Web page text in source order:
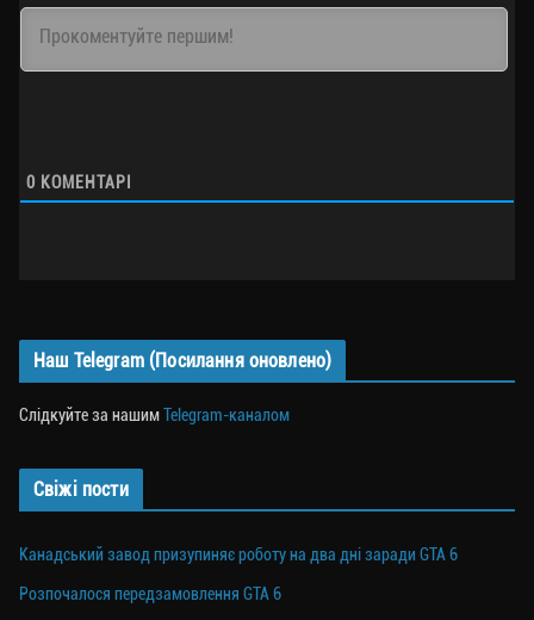
0 КОМЕНТАРІ
Наш Telegram (Посилання оновлено)
Слідкуйте за нашимTelegram-каналом
Свіжі пости
Канадський завод призупиняє роботу на два дні заради GTA 6
Розпочалося передзамовлення GTA 6